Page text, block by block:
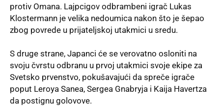
protiv Omana. Lajpcigov odbrambeni igrač Lukas
Klostermann je velika nedoumica nakon što je šepao
zbog povrede u prijateljskoj utakmici u sredu.
S druge strane, Japanci će se verovatno osloniti na
svoju čvrstu odbranu u prvoj utakmici svoje ekipe za
Svetsko prvenstvo, pokušavajući da spreče igrače
poput Leroya Sanea, Sergea Gnabryja i Kaija Havertza
da postignu golovove.